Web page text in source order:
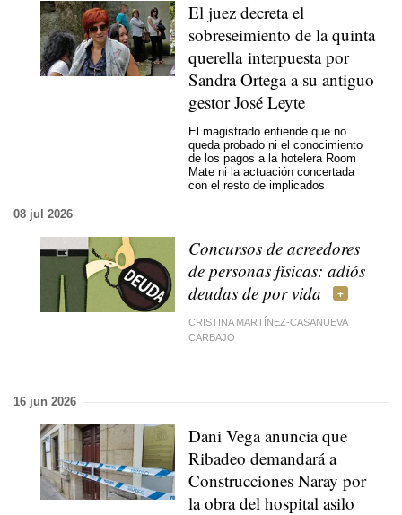
El juez decreta el
sobreseimiento de la quinta
querella interpuesta por
Sandra Ortega a su antiguo
gestor José Leyte
El magistrado entiende que no
queda probado ni el conocimiento
de los pagos a la hotelera Room
Mate ni la actuación concertada
con el resto de implicados
08 jul 2026
Concursos de acreedores
de personas físicas: adiós
deudas de por vida
CRISTINA MARTÍNEZ-CASANUEVA
CARBAJO
16 jun 2026
Dani Vega anuncia que
Ribadeo demandará a
Construcciones Naray por
la obra del hospital asilo